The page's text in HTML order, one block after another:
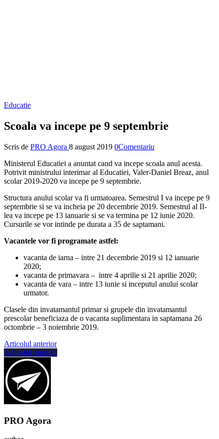
Educatie
Scoala va incepe pe 9 septembrie
Scris de PRO Agora 8 august 2019 0Comentariu
Ministerul Educatiei a anuntat cand va incepe scoala anul acesta.
Potrivit ministrului interimar al Educatiei, Valer-Daniel Breaz, anul
scolar 2019-2020 va incepe pe 9 septembrie.
Structura anului scolar va fi urmatoarea. Semestrul I va incepe pe 9
septembrie si se va incheia pe 20 decembrie 2019. Semestrul al II-
lea va incepe pe 13 ianuarie si se va termina pe 12 iunie 2020.
Cursurile se vor intinde pe durata a 35 de saptamani.
Vacantele vor fi programate astfel:
vacanta de iarna – intre 21 decembrie 2019 si 12 ianuarie
2020;
vacanta de primavara – intre 4 aprilie si 21 aprilie 2020;
vacanta de vara – intre 13 iunie si inceputul anului scolar
urmator.
Clasele din invatamantul primar si grupele din invatamantul
prescolar beneficiaza de o vacanta suplimentara in saptamana 26
octombrie – 3 noiembrie 2019.
Articolul anterior
Articolul următor
PRO Agora